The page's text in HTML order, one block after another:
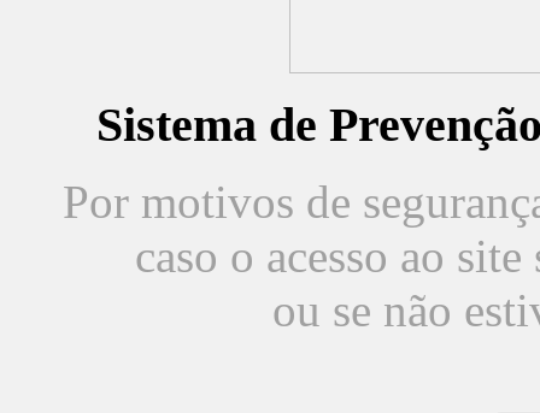
Sistema de
Por motivos de
caso o acesso ao
ou se não